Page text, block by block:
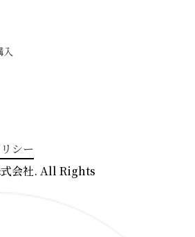
シー
会社. All Rights